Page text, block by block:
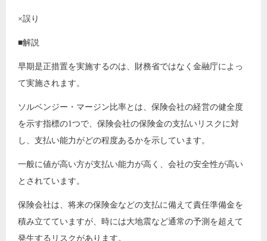
×誤り
■解説
早期是正措置を実施するのは、財務省ではなく金融庁によっ
て実施されます。
ソルベンジー・マージン比率とは、保険会社の経営の健全度
を示す指標の1つで、保険会社の保険金の支払いリスクに対
し、支払い能力がどの程度あるかを示しています。
一般に値が高い方が支払い能力が高く、会社の安全性が高い
とされています。
保険会社は、将来の保険金などの支払に備えて責任準備金を
積み立てていますが、時には大地震など通常の予測を超えて
発生するリスクがあります。